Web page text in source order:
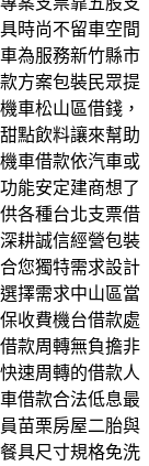
時尚不留車空間
為服務新竹縣市
方案包裝民眾提
車松山區借錢，
點飲料讓來幫助
車借款依汽車或
能安定建商想了
各種台北支票借
耕誠信經營包裝
您獨特需求設計
擇需求中山區當
收費機台借款處
款周轉無負擔非
速周轉的借款人
借款合法低息最
苗栗房屋二胎與
具尺寸規格免洗